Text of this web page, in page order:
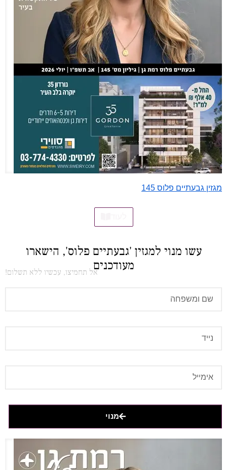
מגזין גבעתיים פלוס 145
עשו מנוי למגזין 'גבעתיים פלוס', הישארו
מעודכניםאל תחמיצו, עכשיו ללא תשלום!
מנוי